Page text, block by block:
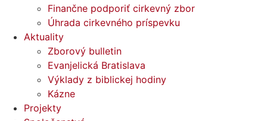
Finančne podporiť cirkevný zbor
Úhrada cirkevného príspevku
Aktuality
Zborový bulletin
Evanjelická Bratislava
Výklady z biblickej hodiny
Kázne
Projekty